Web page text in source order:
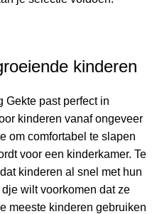
kinderen
Gekte past perfect in
kinderen vanaf ongeveer
om comfortabel te slapen
voor een kinderkamer. Te
kinderen al snel met hun
wilt voorkomen dat ze
meeste kinderen gebruiken